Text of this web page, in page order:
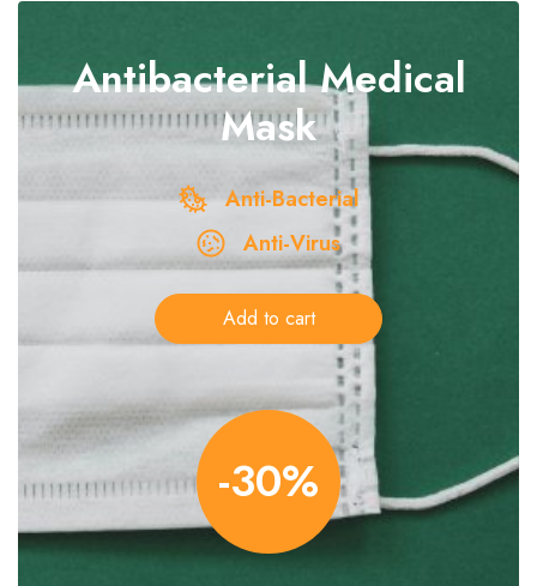
AntibacterialMedical
Mask
Anti-Bacterial
Anti-Virus
Add to cart
-30%